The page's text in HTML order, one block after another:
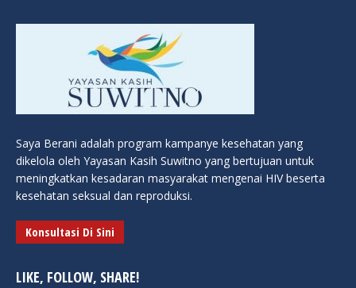
Saya Berani adalah program kampanye kesehatan yang
dikelola oleh Yayasan Kasih Suwitno yang bertujuan untuk
meningkatkan kesadaran masyarakat mengenai HIV beserta
kesehatan seksual dan reproduksi.
Konsultasi Di Sini
LIKE, FOLLOW, SHARE!